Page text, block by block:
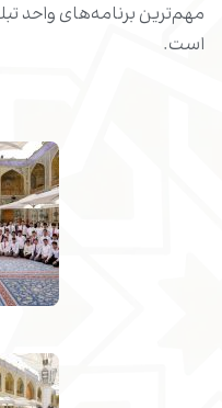
مهم‌ترین برنامه‌های واحد
است.